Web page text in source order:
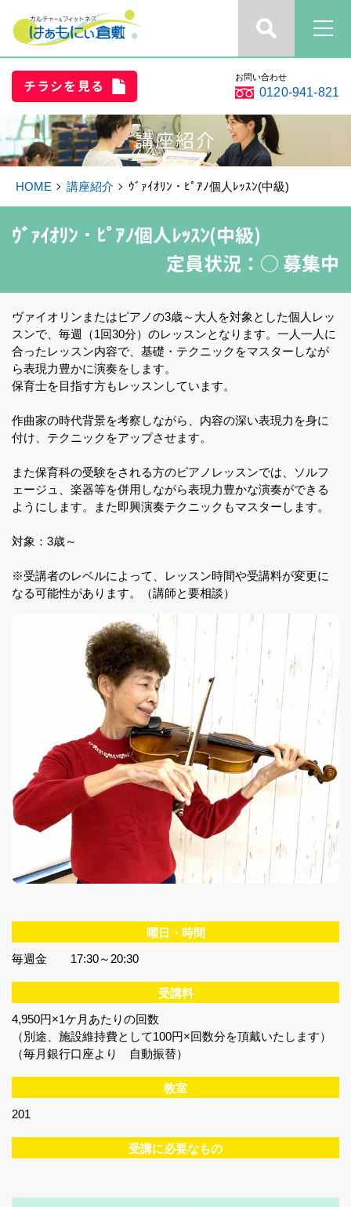
チラシを見る
お問い合わせ
0120-941-821
講座紹介
HOME 講座紹介 ｳﾞｧｲｵﾘﾝ・ﾋﾟｱﾉ個人ﾚｯｽﾝ(中級)
ｳﾞｧｲｵﾘﾝ・ﾋﾟｱﾉ個人ﾚｯｽﾝ(中級)
定員状況： ○ 募集中
ヴァイオリンまたはピアノの3歳～大人を対象とした個人レッ
スンで、毎週（1回30分）のレッスンとなります。一人一人に
合ったレッスン内容で、基礎・テクニックをマスターしなが
ら表現力豊かに演奏をします。
保育士を目指す方もレッスンしています。
作曲家の時代背景を考察しながら、内容の深い表現力を身に
付け、テクニックをアップさせます。
また保育科の受験をされる方のピアノレッスンでは、ソルフ
ェージュ、楽器等を併用しながら表現力豊かな演奏ができる
ようにします。また即興演奏テクニックもマスターします。
対象：3歳～
※受講者のレベルによって、レッスン時間や受講料が変更に
なる可能性があります。（講師と要相談）
曜日・時間
毎週金 17:30～20:30
受講料
4,950円×1ケ月あたりの回数
（別途、施設維持費として100円×回数分を頂戴いたします）
（毎月銀行口座より 自動振替）
教室
201
受講に必要なもの